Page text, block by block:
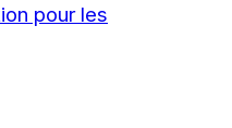
pour les